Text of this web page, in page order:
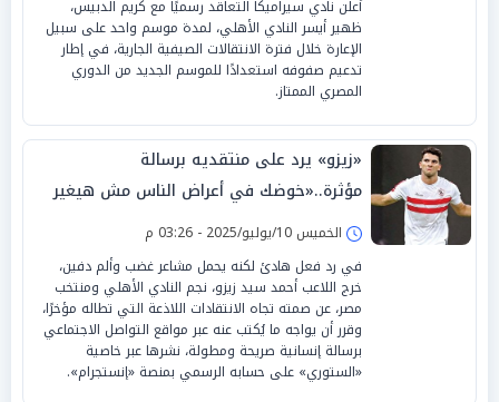
أعلن نادي سيراميكا التعاقد رسميًا مع كريم الدبيس،
ظهير أيسر النادي الأهلي، لمدة موسم واحد على سبيل
الإعارة خلال فترة الانتقالات الصيفية الجارية، في إطار
تدعيم صفوفه استعدادًا للموسم الجديد من الدوري
المصري الممتاز.
«زيزو» يرد على منتقديه برسالة
مؤثرة..«خوضك في أعراض الناس مش هيغير
حياتك»الخميس 10/يوليو/2025 - 03:26 م
في رد فعل هادئ لكنه يحمل مشاعر غضب وألم دفين،
خرج اللاعب أحمد سيد زيزو، نجم النادي الأهلي ومنتخب
مصر، عن صمته تجاه الانتقادات اللاذعة التي تطاله مؤخرًا،
وقرر أن يواجه ما يُكتب عنه عبر مواقع التواصل الاجتماعي
برسالة إنسانية صريحة ومطولة، نشرها عبر خاصية
«الستوري» على حسابه الرسمي بمنصة «إنستجرام».